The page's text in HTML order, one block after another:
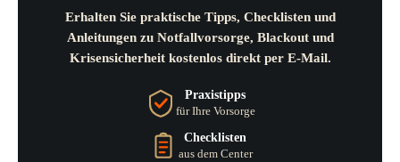
Erhalten Sie praktische Tipps, Checklisten und
Anleitungen zu Notfallvorsorge, Blackout und
Krisensicherheit kostenlos direkt per E-Mail.
Praxistipps
für Ihre Vorsorge
Checklisten
aus dem Center